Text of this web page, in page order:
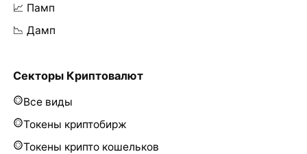
📈 Памп
📉 Дамп
Секторы Криптовалют
Все виды
Токены криптобирж
Токены крипто кошельков